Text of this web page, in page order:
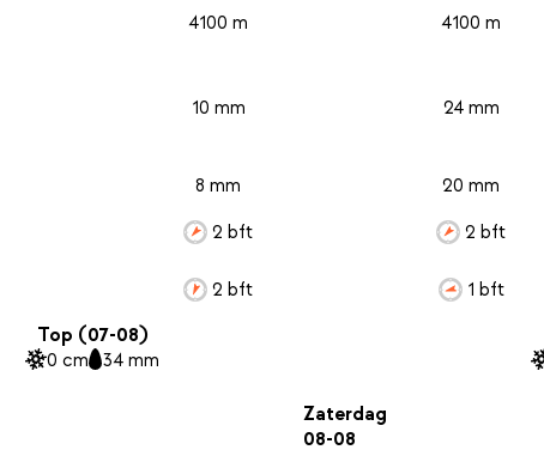
4100 m
10 mm
8 mm
2 bft
2 bft
4100 m
24 mm
20 mm
2 bft
1 bft
Top (07-08)
0 cm 34 mm
Zaterdag
08-08